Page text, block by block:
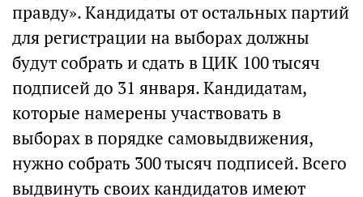
правду». Кандидаты от остальных партий
для регистрации на выборах должны
будут собрать и сдать в ЦИК 100 тысяч
подписей до 31 января. Кандидатам,
которые намерены участвовать в
выборах в порядке самовыдвижения,
нужно собрать 300 тысяч подписей. Всего
выдвинуть своих кандидатов имеют